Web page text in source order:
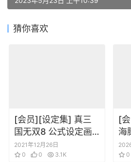
猜你喜欢
[会员][设定集] 真三
国无双8 公式设定画
集
2021年12月26日
0
0 3.1K
[
海
0